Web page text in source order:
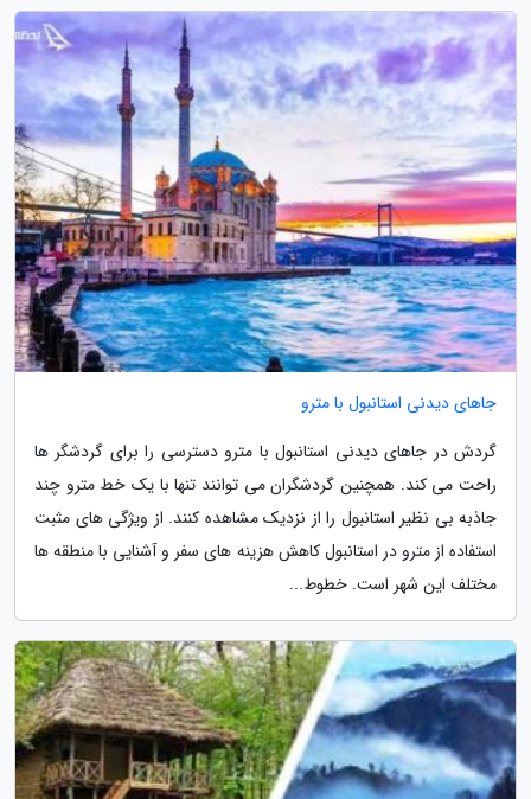
جاهای دیدنی استانبول با مترو
گردش در جاهای دیدنی استانبول با مترو دسترسی را برای گردشگر ها
راحت می کند. همچنین گردشگران می توانند تنها با یک خط مترو چند
جاذبه بی نظیر استانبول را از نزدیک مشاهده کنند. از ویژگی های مثبت
استفاده از مترو در استانبول کاهش هزینه های سفر و آشنایی با منطقه ها
مختلف این شهر است. خطوط...